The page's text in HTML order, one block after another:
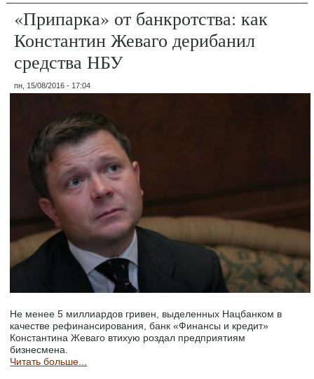
«Припарка» от банкротства: как
Константин Жеваго дерибанил
средства НБУ
пн, 15/08/2016 - 17:04
Не менее 5 миллиардов гривен, выделенных Нацбанком в
качестве рефинансирования, банк «Финансы и кредит»
Константина Жеваго втихую роздал предприятиям
бизнесмена.
Читать больше...